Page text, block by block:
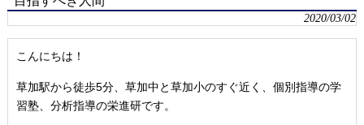
2020/03/02
こんにちは！
草加駅から徒歩5分、草加中と草加小のすぐ近く、個別指導の学
習塾、分析指導の栄進研です。